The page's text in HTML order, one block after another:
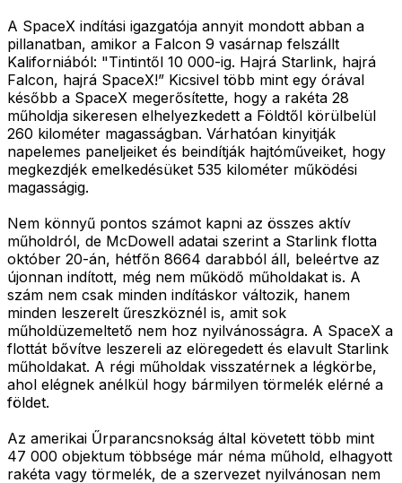
A SpaceX indítási igazgatója annyit mondott abban a
pillanatban, amikor a Falcon 9 vasárnap felszállt
Kaliforniából: "Tintintől 10 000-ig. Hajrá Starlink, hajrá
Falcon, hajrá SpaceX!” Kicsivel több mint egy órával
később a SpaceX megerősítette, hogy a rakéta 28
műholdja sikeresen elhelyezkedett a Földtől körülbelül
260 kilométer magasságban. Várhatóan kinyitják
napelemes paneljeiket és beindítják hajtóműveiket, hogy
megkezdjék emelkedésüket 535 kilométer működési
magasságig.
Nem könnyű pontos számot kapni az összes aktív
műholdról, de McDowell adatai szerint a Starlink flotta
október 20-án, hétfőn 8664 darabból áll, beleértve az
újonnan indított, még nem működő műholdakat is. A
szám nem csak minden indításkor változik, hanem
minden leszerelt űreszköznél is, amit sok
műholdüzemeltető nem hoz nyilvánosságra. A SpaceX a
flottát bővítve leszereli az elöregedett és elavult Starlink
műholdakat. A régi műholdak visszatérnek a légkörbe,
ahol elégnek anélkül hogy bármilyen törmelék elérné a
földet.
Az amerikai Űrparancsnokság által követett több mint
47 000 objektum többsége már néma műhold, elhagyott
rakéta vagy törmelék, de a szervezet nyilvánosan nem